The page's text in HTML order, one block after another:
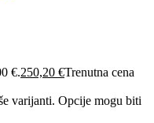
€.250,20 €Trenutna cena
varijanti. Opcije mogu biti